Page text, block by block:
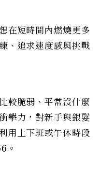
在短時間內燃燒更多
、追求速度感與挑戰
較脆弱、平常沒什麼
擊力，對新手與銀髮
用上下班或午休時段
。